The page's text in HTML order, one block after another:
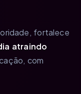
fortalece
atraindo
com